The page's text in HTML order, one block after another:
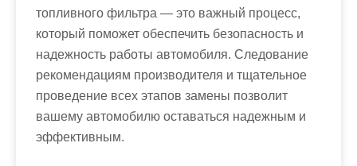
топливного фильтра — это важный процесс,
который поможет обеспечить безопасность и
надежность работы автомобиля. Следование
рекомендациям производителя и тщательное
проведение всех этапов замены позволит
вашему автомобилю оставаться надежным и
эффективным.